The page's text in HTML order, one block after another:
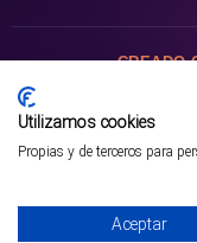
CREADO
Utilizamos cookies
Propias y de terceros para
Aceptar